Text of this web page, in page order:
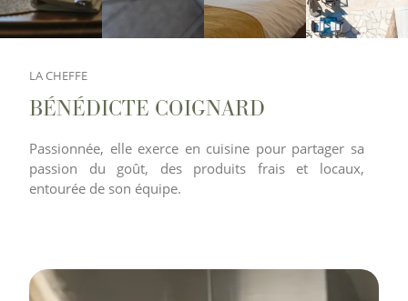
LA CHEFFE
BÉNÉDICTE COIGNARD
Passionnée, elle exerce en cuisine pour partager sa
passion du goût, des produits frais et locaux,
entourée de son équipe.